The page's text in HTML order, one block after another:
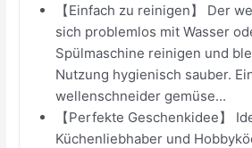
【Einfach zu reinigen】 Der
sich problemlos mit Wasser
Spülmaschine reinigen und
Nutzung hygienisch sauber.
wellenschneider gemüse...
【Perfekte Geschenkidee】
Küchenliebhaber und